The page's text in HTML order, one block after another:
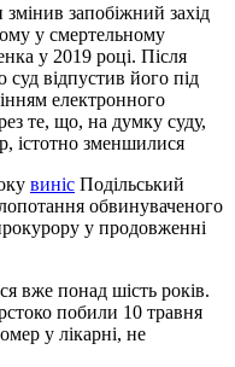
запобіжний захід
у смертельному
у 2019 році. Після
суд відпустив його під
електронного
те, що, на думку суду,
істотно зменшилися
виніс Подільський
обвинуваченого
у продовженні
вже понад шість років.
побили 10 травня
у лікарні, не